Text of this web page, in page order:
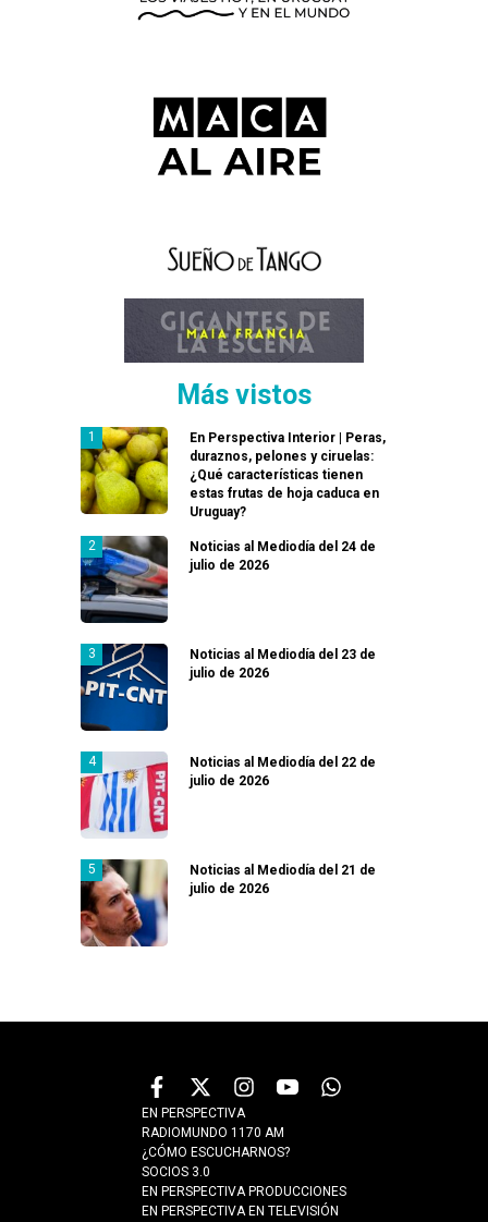
Más vistos
En Perspectiva Interior | Peras,
duraznos, pelones y ciruelas:
¿Qué características tienen
estas frutas de hoja caduca en
Uruguay?
Noticias al Mediodía del 24 de
julio de 2026
Noticias al Mediodía del 23 de
julio de 2026
Noticias al Mediodía del 22 de
julio de 2026
Noticias al Mediodía del 21 de
julio de 2026
EN PERSPECTIVA
RADIOMUNDO 1170 AM
¿CÓMO ESCUCHARNOS?
SOCIOS 3.0
EN PERSPECTIVA PRODUCCIONES
EN PERSPECTIVA EN TELEVISIÓN